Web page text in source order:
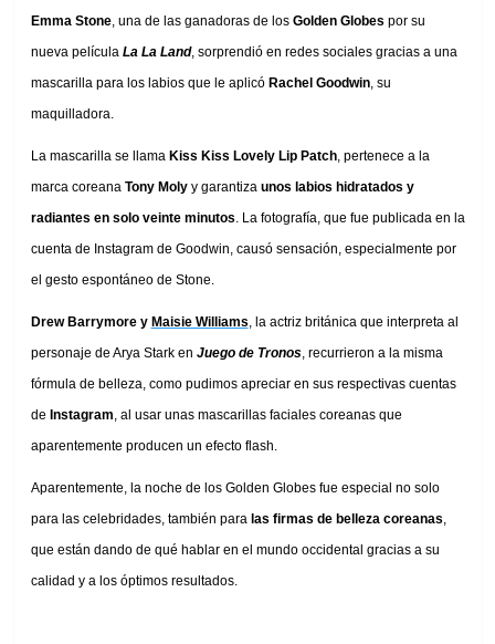
Emma Stone, una de las ganadoras de los Golden Globes por su
nueva película La La Land, sorprendió en redes sociales gracias a una
mascarilla para los labios que le aplicó Rachel Goodwin, su
maquilladora.
La mascarilla se llama Kiss Kiss Lovely Lip Patch, pertenece a la
marca coreana Tony Moly y garantiza unos labios hidratados y
radiantes en solo veinte minutos . La fotografía, que fue publicada en la
cuenta de Instagram de Goodwin, causó sensación, especialmente por
el gesto espontáneo de Stone.
Drew Barrymore y Maisie Williams , la actriz británica que interpreta al
personaje de Arya Stark en Juego de Tronos, recurrieron a la misma
fórmula de belleza, como pudimos apreciar en sus respectivas cuentas
de Instagram , al usar unas mascarillas faciales coreanas que
aparentemente producen un efecto flash.
Aparentemente, la noche de los Golden Globes fue especial no solo
para las celebridades, también para las firmas de belleza coreanas
que están dando de qué hablar en el mundo occidental gracias a su
calidad y a los óptimos resultados.